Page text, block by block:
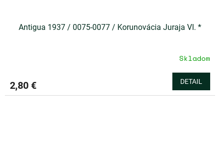
Antigua 1937 / 0075-0077 / Korunovácia Juraja VI. *
Skladom
2,80 € DETAIL